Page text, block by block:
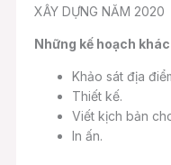
XÂY DỰNG NĂM 2020
Những kế hoạch
Khảo sát địa
Thiết kế.
Viết kịch bản
In ấn.